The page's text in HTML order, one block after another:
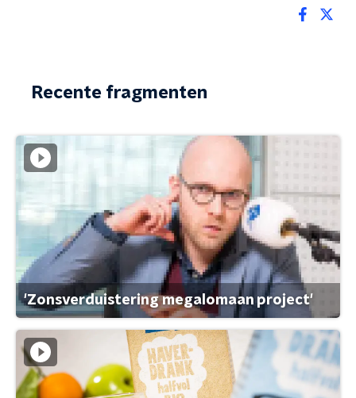
Recente fragmenten
'Zonsverduistering megalomaan project'